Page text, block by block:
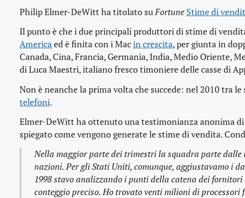
Philip Elmer-DeWitt ha titolato suFortune Stime di
Il punto è che i due principali produttori di stime di
Americaed è finita con i Macin crescita, per giunta in
Canada, Cina, Francia, Germania, India, Medio Oriente,
di Luca Maestri, italiano fresco timoniere delle casse di
Non è neanche la prima volta che succede: nel 2010 tra
telefoni.
Elmer-DeWitt ha ottenuto una testimonianza anonima
spiegato come vengono generate le stime di vendita.
Nella maggior parte dei trimestri la squadra parte
nazioni. Per gli Stati Uniti, comunque, aggiustavamo i
1998 stavo analizzando i punti della catena dei
conteggio preciso. Ho trovato venti milioni di